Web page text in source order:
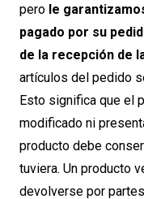
pero le
pagado por su
de la recepción de
artículos del pedido
Esto significa que el
modificado ni
producto debe
tuviera. Un producto
devolverse por